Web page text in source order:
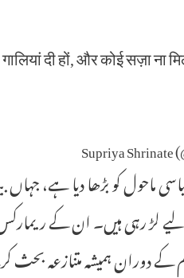
दी हों, और कोई सज़ा ना
ماحول کو بڑھا دیا ہے،
لڑ رہی ہیں۔ ان کے
کے دوران ہمیشہ متنازعہ